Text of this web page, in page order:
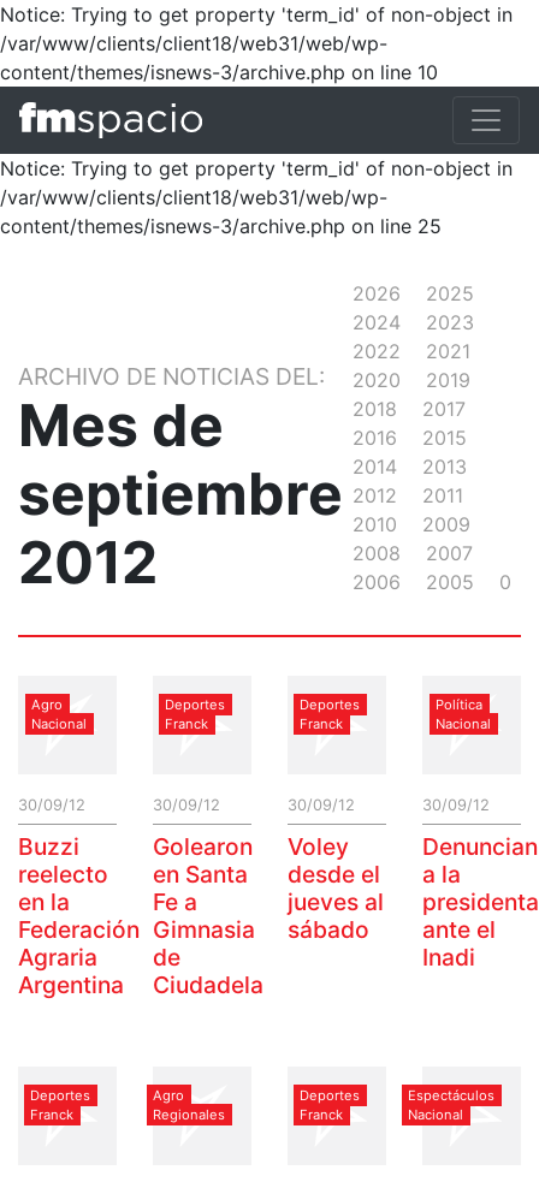
Notice: Trying to get property 'term_id' of non-object in
/var/www/clients/client18/web31/web/wp-
content/themes/isnews-3/archive.php on line 10
Notice: Trying to get property 'term_id' of non-object in
/var/www/clients/client18/web31/web/wp-
content/themes/isnews-3/archive.php on line 25
ARCHIVO DE NOTICIAS DEL:
Mes de
septiembre
2012
2026
2025
2024
2023
2022
2021
2020
2019
2018
2017
2016
2015
2014
2013
2012
2011
2010
2009
2008
2007
2006
2005 0
Agro
Nacional
30/09/12
Buzzi
reelecto
en la
Federación
Agraria
Argentina
Deportes
Franck
30/09/12
Golearon
en Santa
Fe a
Gimnasia
de
Ciudadela
Deportes
Franck
30/09/12
Voley
desde el
jueves al
sábado
Política
Nacional
30/09/12
Denuncian
a la
presidenta
ante el
Inadi
Deportes
Franck
Agro
Regionales
Deportes
Franck
Espectáculos
Nacional